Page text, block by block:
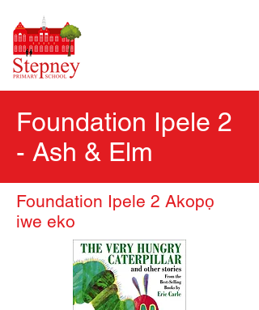
Foundation Ipele 2
- Ash & Elm
Foundation Ipele 2 Akopọ
iwe eko